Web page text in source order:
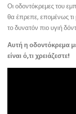
Οι οδοντόκρεμες του
θα έπρεπε, επομένως
το δυνατόν πιο υγιή
Αυτή η οδοντόκρεμα
είναι ό,τι χρειάζεστε!